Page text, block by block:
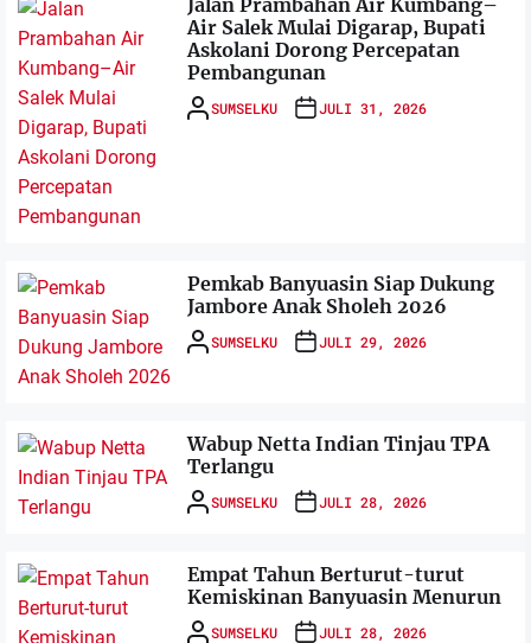
Jalan Prambahan Air Kumbang–
Air Salek Mulai Digarap, Bupati
Askolani Dorong Percepatan
Pembangunan
SUMSELKU JULI 31, 2026
Pemkab Banyuasin Siap Dukung
Jambore Anak Sholeh 2026
SUMSELKU JULI 29, 2026
Wabup Netta Indian Tinjau TPA
Terlangu
SUMSELKU JULI 28, 2026
Empat Tahun Berturut-turut
Kemiskinan Banyuasin Menurun
SUMSELKU JULI 28, 2026